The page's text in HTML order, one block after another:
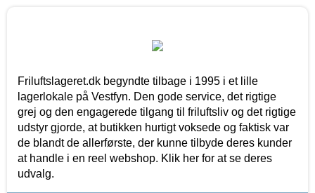
Friluftslageret.dk begyndte tilbage i 1995 i et lille
lagerlokale på Vestfyn. Den gode service, det rigtige
grej og den engagerede tilgang til friluftsliv og det rigtige
udstyr gjorde, at butikken hurtigt voksede og faktisk var
de blandt de allerførste, der kunne tilbyde deres kunder
at handle i en reel webshop. Klik her for at se deres
udvalg.